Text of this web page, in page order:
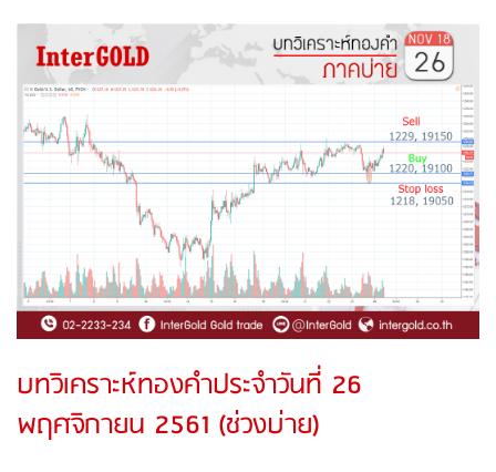
บทวิเคราะห์ทองคำประจำวันที่ 26
พฤศจิกายน 2561 (ช่วงบ่าย)